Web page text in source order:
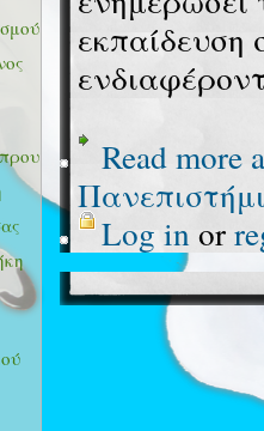
εκπαίδευση
Read more
Log in or